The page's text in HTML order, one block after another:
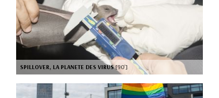
SPILLOVER, LA PLANETE DES VIRUS[90’]